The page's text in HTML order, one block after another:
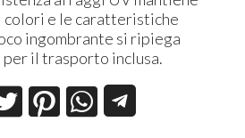
e le caratteristiche
ingombrante si ripiega
il trasporto inclusa.